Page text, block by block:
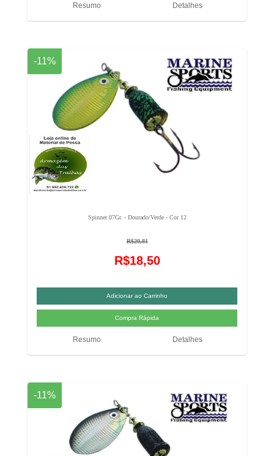
Resumo Detalhes
-11%
Spinner 07Gr. - Dourado/Verde - Cor 12
R$20,81
R$18,50
Resumo Detalhes
-11%